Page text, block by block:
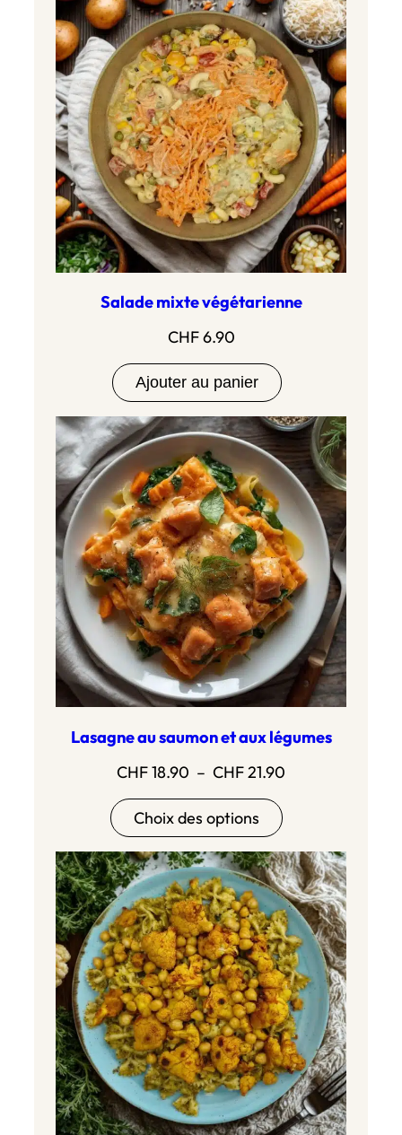
Salade mixte végétarienne
CHF6.90
Ajouter au panier
Lasagne au saumon et aux légumes
CHF18.90 – CHF21.90
à
CHF 21.90
Choix des options